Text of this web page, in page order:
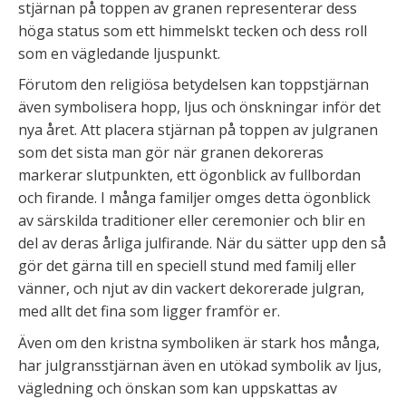
stjärnan på toppen av granen representerar dess
höga status som ett himmelskt tecken och dess roll
som en vägledande ljuspunkt.
Förutom den religiösa betydelsen kan toppstjärnan
även symbolisera hopp, ljus och önskningar inför det
nya året. Att placera stjärnan på toppen av julgranen
som det sista man gör när granen dekoreras
markerar slutpunkten, ett ögonblick av fullbordan
och firande. I många familjer omges detta ögonblick
av särskilda traditioner eller ceremonier och blir en
del av deras årliga julfirande. När du sätter upp den så
gör det gärna till en speciell stund med familj eller
vänner, och njut av din vackert dekorerade julgran,
med allt det fina som ligger framför er.
Även om den kristna symboliken är stark hos många,
har julgransstjärnan även en utökad symbolik av ljus,
vägledning och önskan som kan uppskattas av